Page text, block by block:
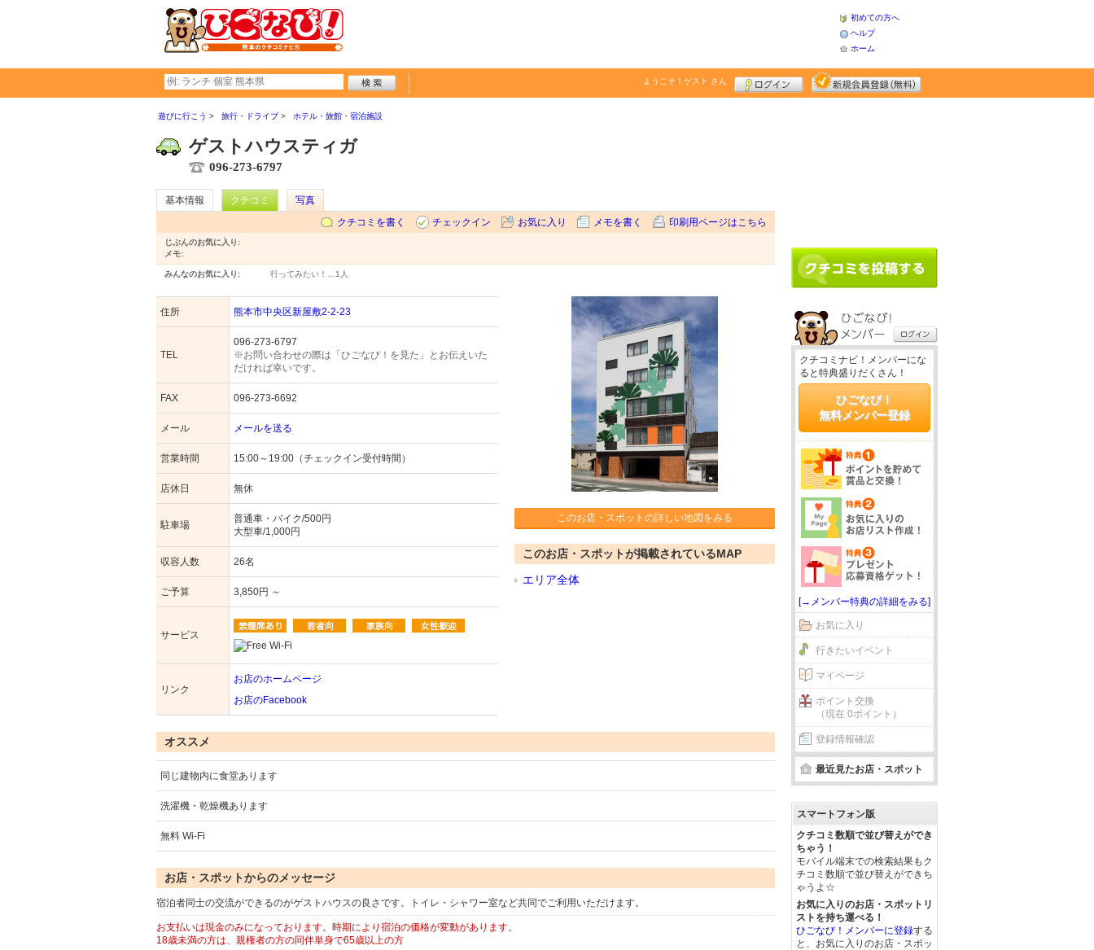
初めての方へ
ヘルプ
ホーム
ようこそ！ ゲスト さん
遊びに行こう 旅行・ドライブ ホテル・旅館・宿泊施設
ゲストハウスティガ
096-273-6797
基本情報 クチコミ
写真
クチコミを書く
チェックイン お気に入り メモを書く 印刷用ページはこちら
じぶんのお気に入り:
メモ:
みんなのお気に入り: 行ってみたい！… 1人
住所 熊本市中央区新屋敷2-2-23
TEL
096-273-6797
※お問い合わせの際は「ひごなび！を見た」とお伝えいた
だければ幸いです。
FAX 096-273-6692
メール メールを送る
営業時間 15:00～19:00（チェックイン受付時間）
店休日 無休
駐車場
普通車・バイク/500円
大型車/1,000円
収容人数 26名
ご予算 3,850円 ～
サービス
リンク
お店のホームページ
お店のFacebook
このお店・スポットの詳しい地図をみる
このお店・スポットが掲載されているMAP
エリア全体
オススメ
同じ建物内に食堂あります
洗濯機・乾燥機あります
無料 Wi-Fi
お店・スポットからのメッセージ
宿泊者同士の交流ができるのがゲストハウスの良さです。トイレ・シャワー室など共同でご利用いただけます。
お支払いは現金のみになっております。時期により宿泊の価格が変動があります。
18歳未満の方は、親権者の方の同伴単身で65歳以上の方
クチコミナビ！メンバーにな
ると特典盛りだくさん！
ひごなび！
無料メンバー登録
[→メンバー特典の詳細をみる]
お気に入り
行きたいイベント
マイページ
ポイント交換
（現在 0ポイント）
登録情報確認
最近見たお店・スポット
スマートフォン版
クチコミ数順で並び替えができ
ちゃう！
モバイル端末での検索結果もク
チコミ数順で並び替えができち
ゃうよ☆
お気に入りのお店・スポットリ
ストを持ち運べる！
ひごなび！メンバーに登録する
と、お気に入りのお店・スポッ